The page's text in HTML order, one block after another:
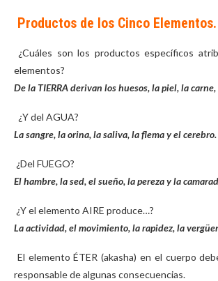
Productos de los Cinco Elementos.
¿Cuáles son los productos específicos
elementos?
De la TIERRA derivan los huesos, la piel, la
¿Y del AGUA?
La sangre, la orina, la saliva, la flema y el cerebro.
¿Del FUEGO?
El hambre, la sed, el sueño, la pereza y la
¿Y el elemento AIRE produce…?
La actividad, el movimiento, la rapidez, la
El elemento ÉTER (akasha) en el cuerpo
responsable de algunas consecuencias.